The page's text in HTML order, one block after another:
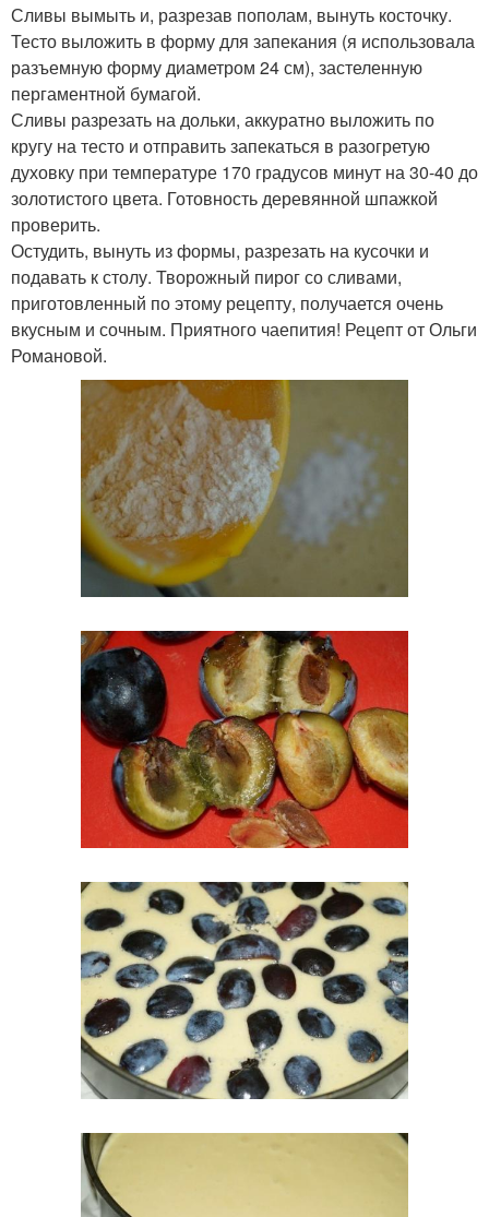
Сливы вымыть и, разрезав пополам, вынуть косточку.
Тесто выложить в форму для запекания (я использовала
разъемную форму диаметром 24 см), застеленную
пергаментной бумагой.
Сливы разрезать на дольки, аккуратно выложить по
кругу на тесто и отправить запекаться в разогретую
духовку при температуре 170 градусов минут на 30-40 до
золотистого цвета. Готовность деревянной шпажкой
проверить.
Остудить, вынуть из формы, разрезать на кусочки и
подавать к столу. Творожный пирог со сливами,
приготовленный по этому рецепту, получается очень
вкусным и сочным. Приятного чаепития! Рецепт от Ольги
Романовой.